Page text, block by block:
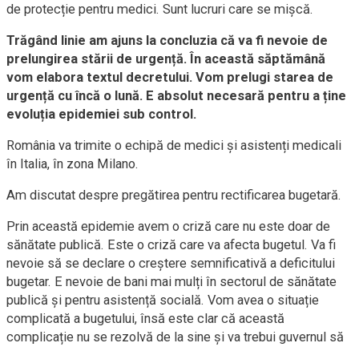
de protecție pentru medici. Sunt lucruri care se mișcă.
Trăgând linie am ajuns la concluzia că va fi nevoie de
prelungirea stării de urgență. În această săptămână
vom elabora textul decretului. Vom prelugi starea de
urgență cu încă o lună. E absolut necesară pentru a ține
evoluția epidemiei sub control.
România va trimite o echipă de medici și asistenți medicali
în Italia, în zona Milano.
Am discutat despre pregătirea pentru rectificarea bugetară.
Prin această epidemie avem o criză care nu este doar de
sănătate publică. Este o criză care va afecta bugetul. Va fi
nevoie să se declare o creștere semnificativă a deficitului
bugetar. E nevoie de bani mai mulți în sectorul de sănătate
publică și pentru asistență socială. Vom avea o situație
complicată a bugetului, însă este clar că această
complicație nu se rezolvă de la sine și va trebui guvernul să